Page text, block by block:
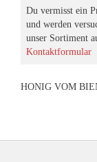
Du vermisst ein
und werden
unser Sortiment
Kontaktformular
HONIG VOM